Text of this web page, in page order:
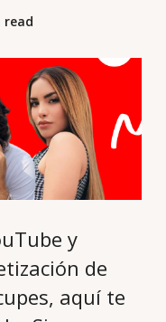
read
y
de
aquí te